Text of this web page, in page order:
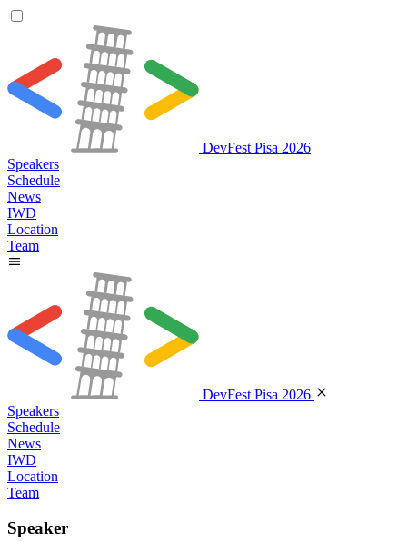
DevFest Pisa 2026
Speakers
Schedule
News
IWD
Location
Team
DevFest Pisa 2026
Speakers
Schedule
News
IWD
Location
Team
Speaker